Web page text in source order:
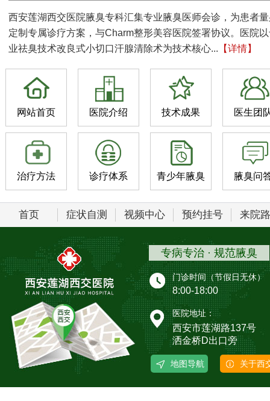
西安莲湖西交医院腋臭专科汇集专业腋臭医师会诊，为患者
定制专属诊疗方案，与Charm整形美容医院签署协议。医院
业祛臭技术改良式小切口汗腺清除术为技术核心... 【详情】
网站首页 医院介绍 技术成果 医生团
治疗方法 诊疗体系 青少年腋臭 腋臭问
首页 症状自测 视频中心 预约挂号 来院
专病专治 · 规范腋臭
门诊时间（节假日无休）
8:00-18:00
医院地址：
西安市莲湖路137号
洒金桥D出口旁
地图导航 关于西